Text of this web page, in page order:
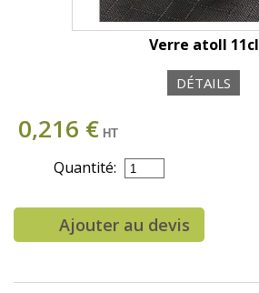
Verre atoll 11cl
DÉTAILS
0,216 € HT
Quantité:
Ajouter au devis